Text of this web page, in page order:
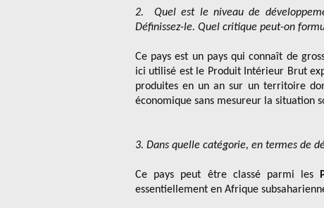
2. Quel est le niveau de
Définissez-le. Quel critique peut-on
Ce pays est un pays qui connaît de
ici utilisé est le Produit Intérieur Brut
produites en un an sur un territoire
économique sans mesureur la situation
3. Dans quelle catégorie, en termes de
Ce pays peut être classé parmi les
essentiellement en Afrique